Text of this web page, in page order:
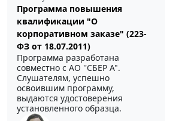
Программа повышения
квалификации "О
корпоративном заказе" (223-
ФЗ от 18.07.2011)
Программа разработана
совместно с АО ''СБЕР А".
Слушателям, успешно
освоившим программу,
выдаются удостоверения
установленного образца.